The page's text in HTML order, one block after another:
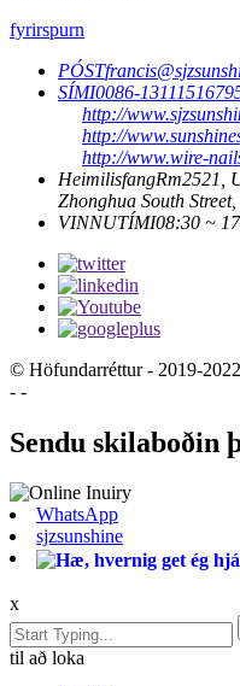
fyrirspurn
PÓST
SÍMI0086-
http://
http://
http://www.wire-
HeimilisfangRm2521,
Zhonghua South
VINNUTÍMI08:30 ~
© Höfundarréttur - 2019-
- -
Sendu skilaboðin
WhatsApp
sjzsunshine
x
til að loka